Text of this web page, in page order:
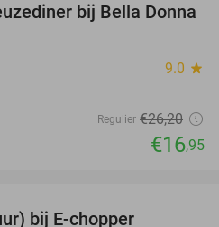
35%
bij Bella Donna
9.0 star
Regulier €26,20
€16,95
bij E-chopper